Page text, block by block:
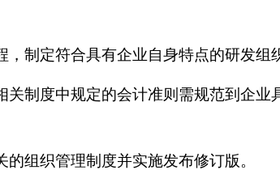
制定符合具有企业自身特点的研发组
制度中规定的会计准则需规范到企
组织管理制度并实施发布修订版。